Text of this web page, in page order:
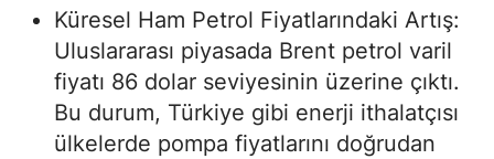
Küresel Ham Petrol Fiyatlarındaki Artış:
Uluslararası piyasada Brent petrol varil
fiyatı 86 dolar seviyesinin üzerine çıktı.
Bu durum, Türkiye gibi enerji ithalatçısı
ülkelerde pompa fiyatlarını doğrudan